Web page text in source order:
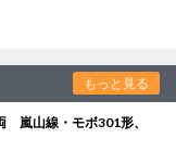
もっと見る
嵐山線・モボ301形、